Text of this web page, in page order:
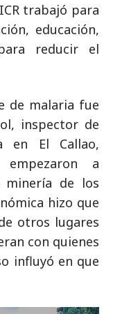
trabajó para
educación,
reducir el
de malaria fue
inspector de
en El Callao,
a
de los
hizo que
otros lugares
con quienes
influyó en que